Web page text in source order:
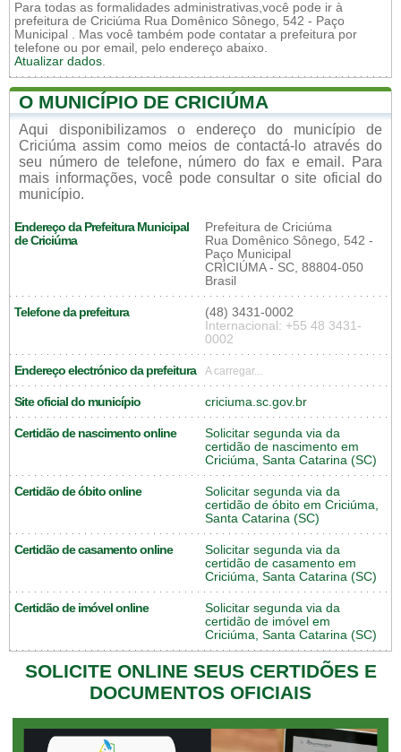
Para todas as formalidades administrativas,você pode ir à
prefeitura de Criciúma Rua Domênico Sônego, 542 - Paço
Municipal . Mas você também pode contatar a prefeitura por
telefone ou por email, pelo endereço abaixo.
Atualizar dados.
O MUNICÍPIO DE CRICIÚMA
Aqui disponibilizamos o endereço do município de
Criciúma assim como meios de contactá-lo através do
seu número de telefone, número do fax e email. Para
mais informações, você pode consultar o site oficial do
município.
Endereço da Prefeitura Municipal
de Criciúma
Prefeitura de Criciúma
Rua Domênico Sônego, 542 -
Paço Municipal
CRICIÚMA - SC, 88804-050
Brasil
Telefone da prefeitura
(48) 3431-0002
Internacional: +55 48 3431-
0002
Endereço electrónico da prefeitura A carregar...
Site oficial do município criciuma.sc.gov.br
Certidão de nascimento online
Solicitar segunda via da
certidão de nascimento em
Criciúma, Santa Catarina (SC)
Certidão de óbito online
Solicitar segunda via da
certidão de óbito em Criciúma,
Santa Catarina (SC)
Certidão de casamento online
Solicitar segunda via da
certidão de casamento em
Criciúma, Santa Catarina (SC)
Certidão de imóvel online
Solicitar segunda via da
certidão de imóvel em
Criciúma, Santa Catarina (SC)
SOLICITE ONLINE SEUS CERTIDÕES E
DOCUMENTOS OFICIAIS